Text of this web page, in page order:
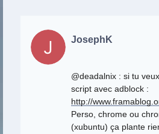
JosephK
@deadalnix : si tu
script avec adblock :
http://
Perso, chrome ou
(xubuntu) ça plante